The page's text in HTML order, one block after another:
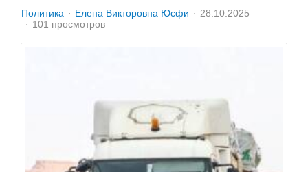
Политика Елена Викторовна Юсфи
28.10.2025
101 просмотров